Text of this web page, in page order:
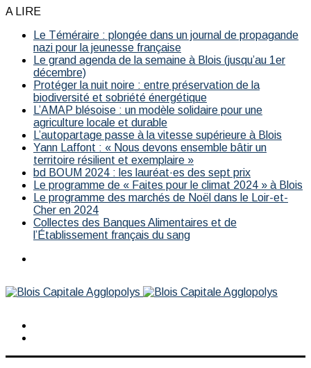
A LIRE
Le Téméraire : plongée dans un journal de propagande
nazi pour la jeunesse française
Le grand agenda de la semaine à Blois (jusqu’au 1er
décembre)
Protéger la nuit noire : entre préservation de la
biodiversité et sobriété énergétique
L’AMAP blésoise : un modèle solidaire pour une
agriculture locale et durable
L’autopartage passe à la vitesse supérieure à Blois
Yann Laffont : « Nous devons ensemble bâtir un
territoire résilient et exemplaire »
bd BOUM 2024 : les lauréat·es des sept prix
Le programme de « Faites pour le climat 2024 » à Blois
Le programme des marchés de Noël dans le Loir-et-
Cher en 2024
Collectes des Banques Alimentaires et de
l’Établissement français du sang